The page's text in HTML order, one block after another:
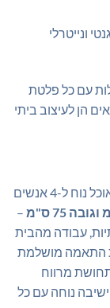
ונייטרלי
עם כל פלטת
הן לעיצוב ביתי
בגודל אידיאלי מציע משטח אוכל נוח ל-4 אנשים
–
עבודה מהבית
התאמה מושלמת
מרווח
ישיבה נוחה עם כל